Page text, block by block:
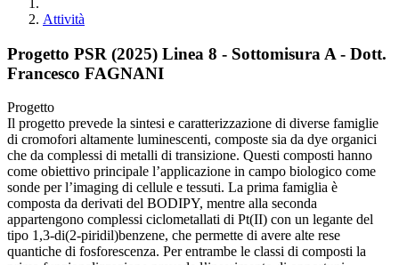
Attività
Progetto PSR (2025) Linea 8 - Sottomisura A - Dott.
Francesco FAGNANI
Progetto
Il progetto prevede la sintesi e caratterizzazione di diverse famiglie
di cromofori altamente luminescenti, composte sia da dye organici
che da complessi di metalli di transizione. Questi composti hanno
come obiettivo principale l’applicazione in campo biologico come
sonde per l’imaging di cellule e tessuti. La prima famiglia è
composta da derivati del BODIPY, mentre alla seconda
appartengono complessi ciclometallati di Pt(II) con un legante del
tipo 1,3-di(2-piridil)benzene, che permette di avere alte rese
quantiche di fosforescenza. Per entrambe le classi di composti la